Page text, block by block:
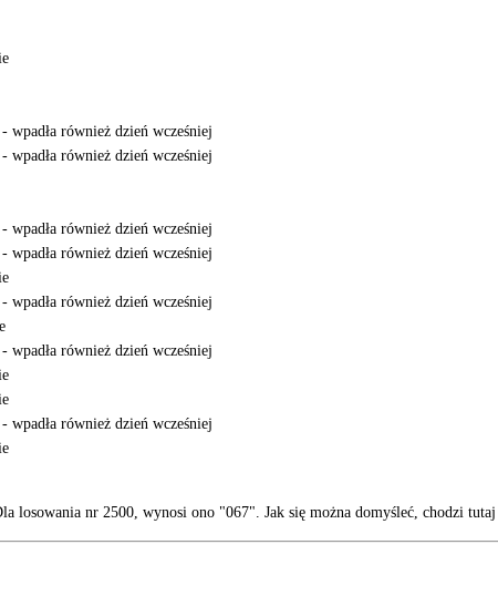
wpadła również dzień wcześniej
wpadła również dzień wcześniej
wpadła również dzień wcześniej
wpadła również dzień wcześniej
wpadła również dzień wcześniej
wpadła również dzień wcześniej
wpadła również dzień wcześniej
losowania nr 2500, wynosi ono "067". Jak się można domyśleć, chodzi